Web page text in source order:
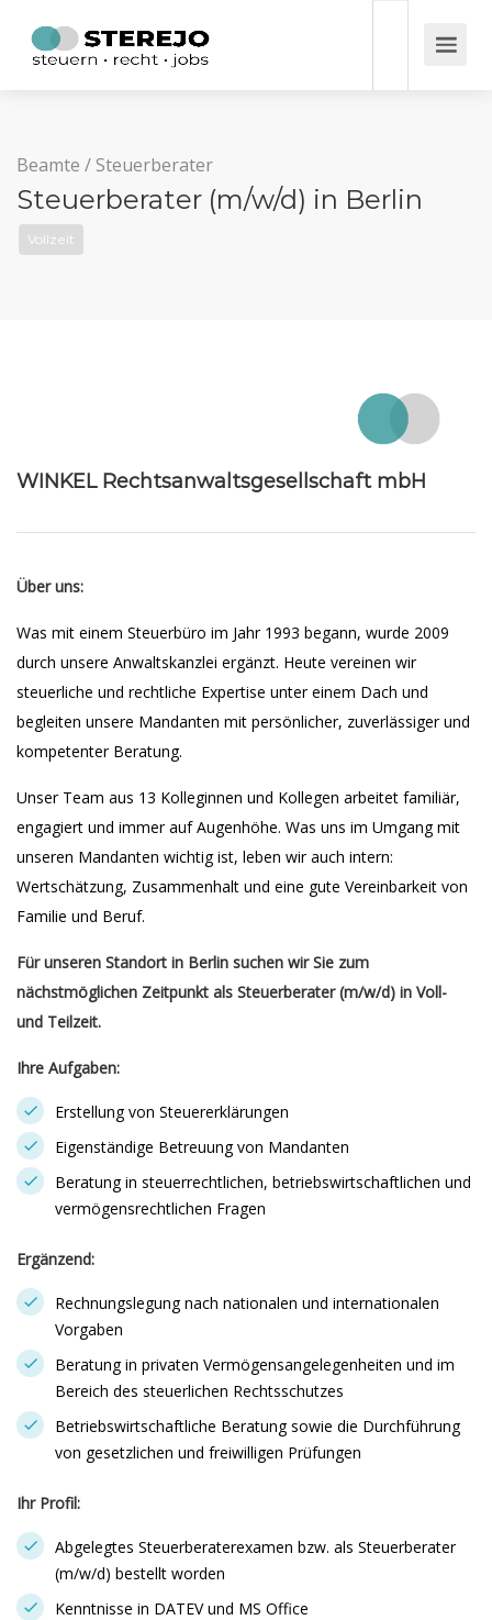
Beamte / Steuerberater
Steuerberater (m/w/d) in Berlin
Vollzeit
WINKEL Rechtsanwaltsgesellschaft mbH
Über uns:
Was mit einem Steuerbüro im Jahr 1993 begann, wurde 2009
durch unsere Anwaltskanzlei ergänzt. Heute vereinen wir
steuerliche und rechtliche Expertise unter einem Dach und
begleiten unsere Mandanten mit persönlicher, zuverlässiger und
kompetenter Beratung.
Unser Team aus 13 Kolleginnen und Kollegen arbeitet familiär,
engagiert und immer auf Augenhöhe. Was uns im Umgang mit
unseren Mandanten wichtig ist, leben wir auch intern:
Wertschätzung, Zusammenhalt und eine gute Vereinbarkeit von
Familie und Beruf.
Für unseren Standort in Berlin suchen wir Sie zum
nächstmöglichen Zeitpunkt als Steuerberater (m/w/d) in Voll-
und Teilzeit.
Ihre Aufgaben:
Erstellung von Steuererklärungen
Eigenständige Betreuung von Mandanten
Beratung in steuerrechtlichen, betriebswirtschaftlichen und
vermögensrechtlichen Fragen
Ergänzend:
Rechnungslegung nach nationalen und internationalen
Vorgaben
Beratung in privaten Vermögensangelegenheiten und im
Bereich des steuerlichen Rechtsschutzes
Betriebswirtschaftliche Beratung sowie die Durchführung
von gesetzlichen und freiwilligen Prüfungen
Ihr Profil:
Abgelegtes Steuerberaterexamen bzw. als Steuerberater
(m/w/d) bestellt worden
Kenntnisse in DATEV und MS Office